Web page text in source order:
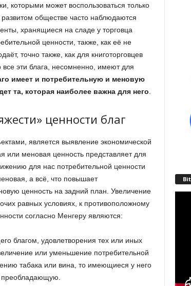
которыми может воспользоваться только
обществе часто наблюдаются
хранящиеся на сладе у торговца
ценности, также, как её не
точно также, как для книготорговцев
эти блага, несомненно, имеют для
имеет и потребительную и меновую
та, которая наиболее важна для него
ценности благ
является выявление экономической
или меновая ценность представляет для
для нас потребительной ценности
а всё, что повышает
ценность на задний план. Увеличение
равных условиях, к противоположному
согласно Менгеру являются:
благом, удовлетворения тех или иных
или уменьшение потребительной
табака или вина, то имеющиеся у него
преобладающую.